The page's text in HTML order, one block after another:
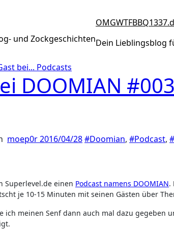
und ZockgeschichtenDein Lieblingsblog
bei... Podcasts
DOOMIAN
moep0r2016/04/28#Doomian, #Podcast,
Superlevel.de einen Podcast namens DOOMIAN.
je 10-15 Minuten mit seinen Gästen über
ich meinen Senf dann auch mal dazu gegeben